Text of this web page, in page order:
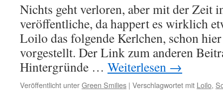
Nichts geht verloren, aber mit der Zeit
veröffentliche, da happert es wirklich
Loilo das folgende Kerlchen, schon
vorgestellt. Der Link zum anderen
Hintergründe … Weiterlesen →
Veröffentlicht unterGreen Smilies | Verschlagwortet mit Loilo,